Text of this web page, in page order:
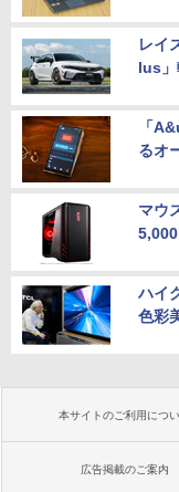
レイ
lus」
「
るオ
マウ
ハイ
色彩
本サイトのご利用につ
広告掲載のご案内